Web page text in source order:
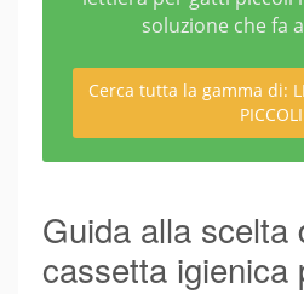
soluzione che fa
Cerca tutta la gamma di:
PICCOLI
Guida alla scelta
cassetta igienica